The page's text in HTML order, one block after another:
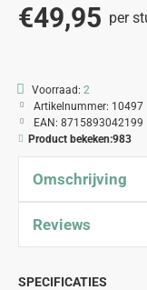
€49,95 per
Voorraad: 2
Artikelnummer: 10497
EAN: 8715893042199
Product bekeken:983
Omschrijving
Reviews
SPECIFICATIES